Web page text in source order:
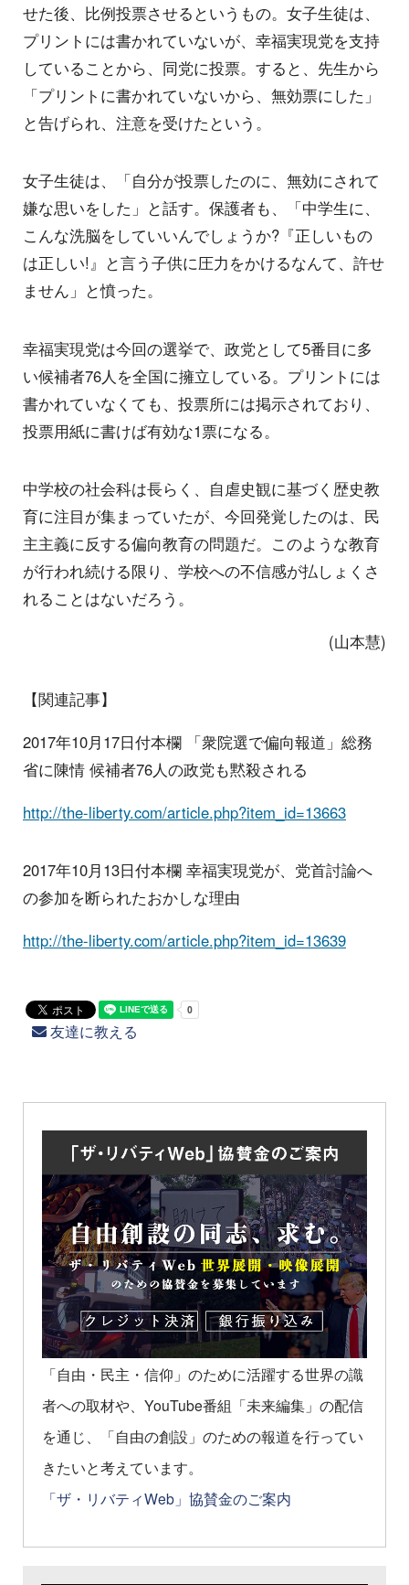
せた後、比例投票させるというもの。女子生徒は、
プリントには書かれていないが、幸福実現党を支持
していることから、同党に投票。すると、先生から
「プリントに書かれていないから、無効票にした」
と告げられ、注意を受けたという。
女子生徒は、「自分が投票したのに、無効にされて
嫌な思いをした」と話す。保護者も、「中学生に、
こんな洗脳をしていいんでしょうか?『正しいもの
は正しい!』と言う子供に圧力をかけるなんて、許せ
ません」と憤った。
幸福実現党は今回の選挙で、政党として5番目に多
い候補者76人を全国に擁立している。プリントには
書かれていなくても、投票所には掲示されており、
投票用紙に書けば有効な1票になる。
中学校の社会科は長らく、自虐史観に基づく歴史教
育に注目が集まっていたが、今回発覚したのは、民
主主義に反する偏向教育の問題だ。このような教育
が行われ続ける限り、学校への不信感が払しょくさ
れることはないだろう。
(山本慧)
【関連記事】
2017年10月17日付本欄 「衆院選で偏向報道」総務
省に陳情 候補者76人の政党も黙殺される
http://the-liberty.com/article.php?item_id=13663
2017年10月13日付本欄 幸福実現党が、党首討論へ
の参加を断られたおかしな理由
http://the-liberty.com/article.php?item_id=13639
友達に教える
「自由・民主・信仰」のために活躍する世界の識
者への取材や、YouTube番組「未来編集」の配信
を通じ、「自由の創設」のための報道を行ってい
きたいと考えています。
「ザ・リバティWeb」協賛金のご案内